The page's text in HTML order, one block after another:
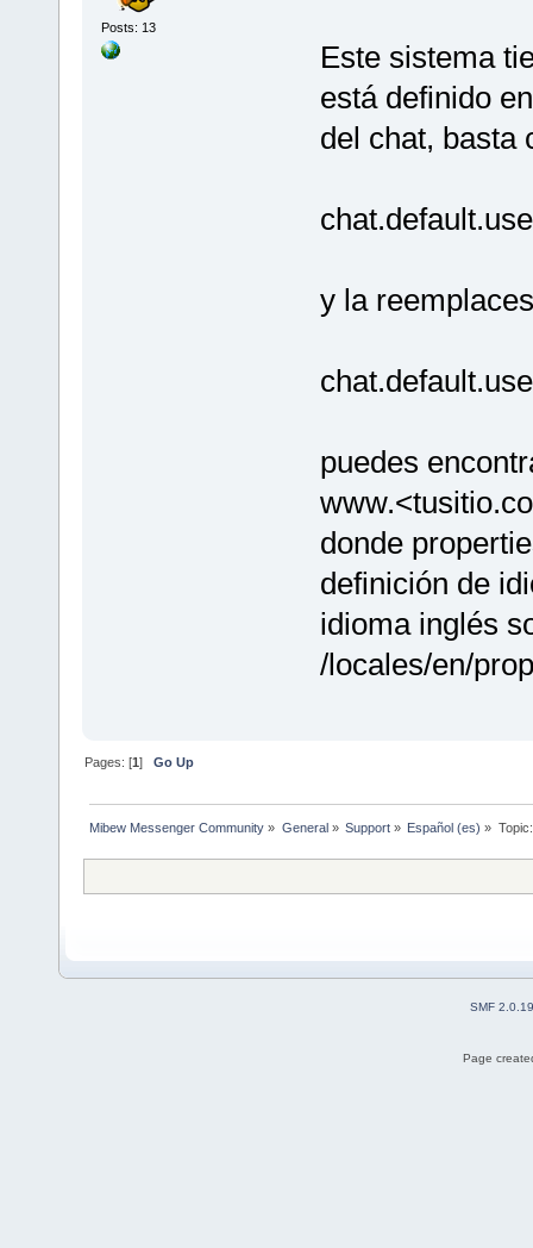
Posts: 13
Este sistema
está definido
del chat, basta
y la
puedes
donde
definición de
idioma inglés
/locales/en/
Pages: [1]Go Up
Mibew Messenger Community » General» Support» Español (es) »
SMF 2.0.19
Page